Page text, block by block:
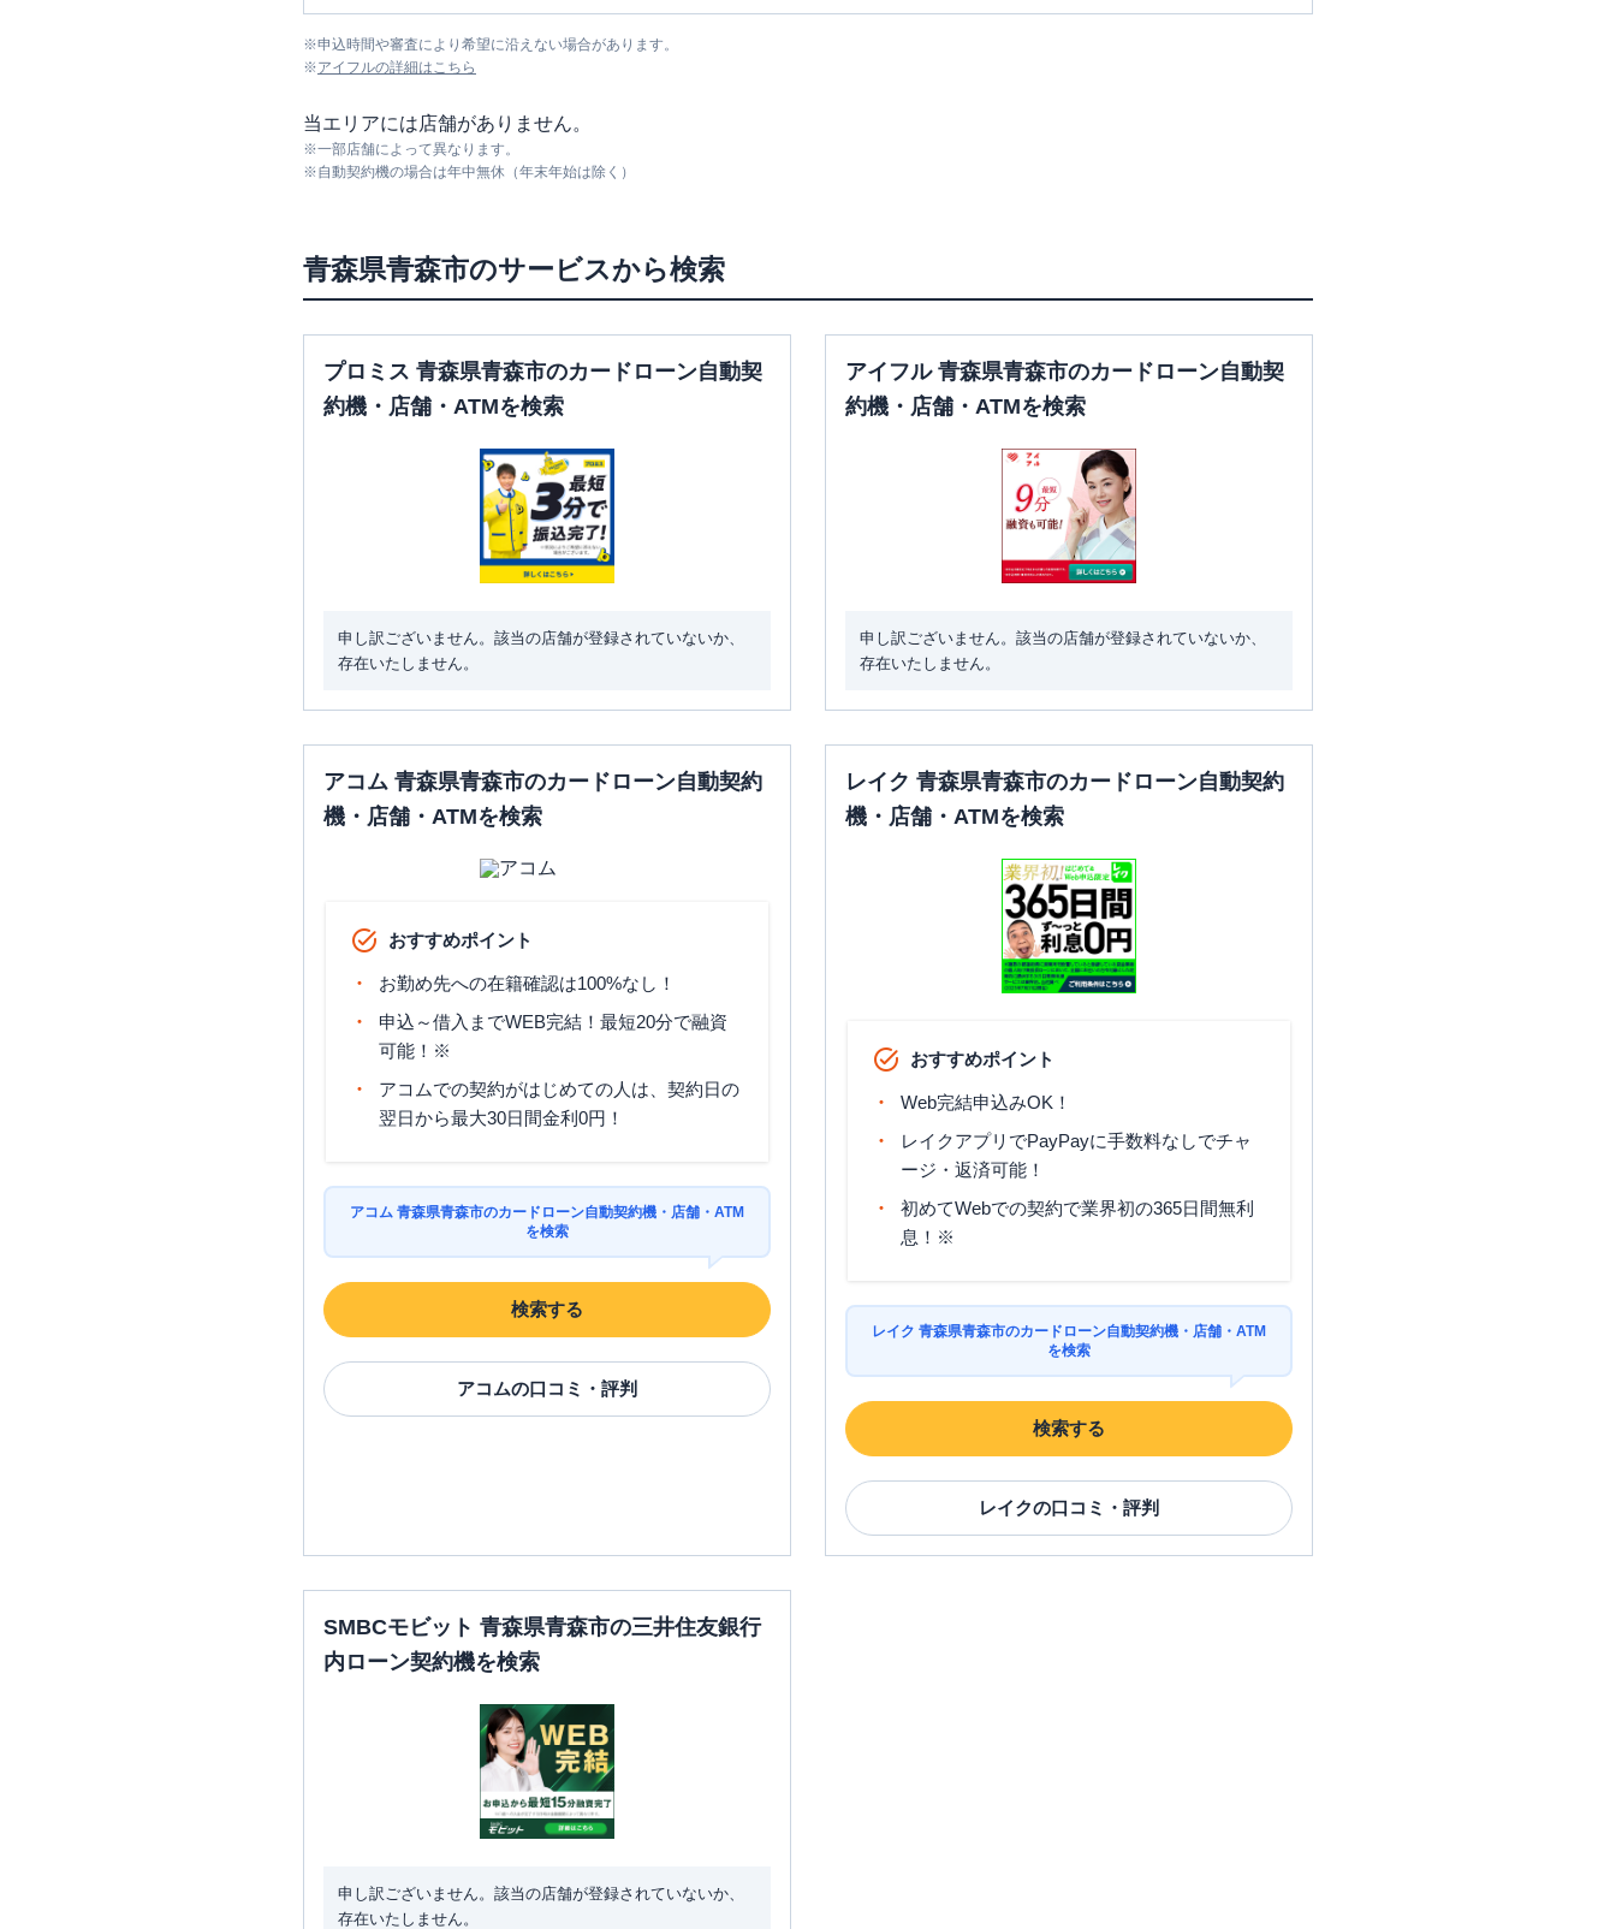
※申込時間や審査により希望に沿えない場合があります。
※アイフルの詳細はこちら
当エリアには店舗がありません。
※一部店舗によって異なります。
※自動契約機の場合は年中無休（年末年始は除く）
青森県青森市のサービスから検索
プロミス 青森県青森市のカードローン自動契
約機・店舗・ATMを検索
申し訳ございません。該当の店舗が登録されていないか、
存在いたしません。
アイフル 青森県青森市のカードローン自動契
約機・店舗・ATMを検索
申し訳ございません。該当の店舗が登録されていないか、
存在いたしません。
アコム 青森県青森市のカードローン自動契約
機・店舗・ATMを検索
おすすめポイント
お勤め先への在籍確認は100%なし！
申込～借入までWEB完結！最短20分で融資
可能！※
アコムでの契約がはじめての人は、契約日の
翌日から最大30日間金利0円！
アコム 青森県青森市のカードローン自動契約機・店舗・ATM
を検索
検索する
アコムの口コミ・評判
レイク 青森県青森市のカードローン自動契約
機・店舗・ATMを検索
おすすめポイント
Web完結申込みOK！
レイクアプリでPayPayに手数料なしでチャ
ージ・返済可能！
初めてWebでの契約で業界初の365日間無利
息！※
レイク 青森県青森市のカードローン自動契約機・店舗・ATM
を検索
検索する
レイクの口コミ・評判
SMBCモビット 青森県青森市の三井住友銀行
内ローン契約機を検索
申し訳ございません。該当の店舗が登録されていないか、
存在いたしません。